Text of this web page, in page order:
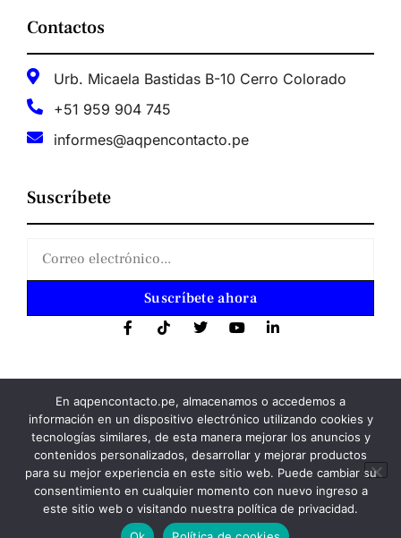
Contactos
Urb. Micaela Bastidas B-10 Cerro Colorado
+51 959 904 745
informes@aqpencontacto.pe
Suscríbete
Suscríbete ahora
Copyright 2023: aqpencontacto.pe
Política de privacidad
Política de cookies
En aqpencontacto.pe, almacenamos o accedemos a
información en un dispositivo electrónico utilizando cookies y
tecnologías similares, de esta manera mejorar los anuncios y
contenidos personalizados, desarrollar y mejorar productos
para su mejor experiencia en este sitio web. Puede cambiar su
consentimiento en cualquier momento con nuevo ingreso a
este sitio web o visitando nuestra política de privacidad.